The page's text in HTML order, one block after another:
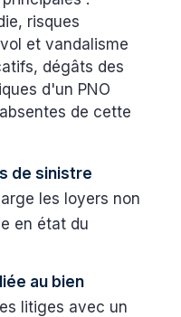
risques
et vandalisme
dégâts des
d'un PNO
de cette
de sinistre
les loyers non
en état du
au bien
litiges avec un